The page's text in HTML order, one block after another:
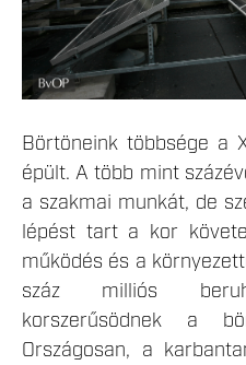
Börtöneink többsége a
épült. A több mint
a szakmai munkát, de
lépést tart a kor
működés és a
száz milliós
korszerűsödnek a
Országosan, a